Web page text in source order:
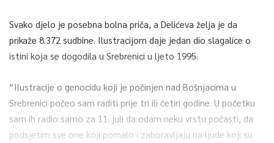
Svako djelo je posebna bolna priča, a Delićeva želja je da
prikaže 8.372 sudbine. Ilustracijom daje jedan dio slagalice o
istini koja se dogodila u Srebrenici u ljeto 1995.
“Ilustracije o genocidu koji je počinjen nad Bošnjacima u
Srebrenici počeo sam raditi prije tri ili četiri godine. U početku
sam ih radio samo za 11. juli da odam neku vrstu počasti, da
podsjetim sve one koji pomalo i zaboravljaju na ljude koji su